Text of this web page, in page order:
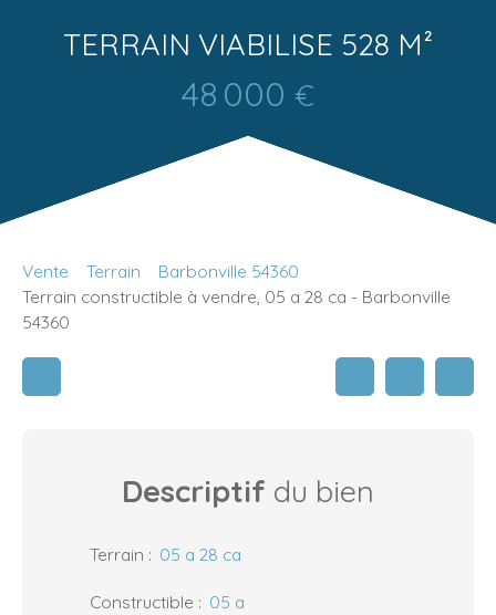
TERRAIN VIABILISE 528 M²
48 000 €
Vente Terrain
Barbonville 54360
Terrain constructible à vendre, 05 a 28 ca - Barbonville
54360
Descriptif du bien
Terrain : 05 a 28 ca
Constructible : 05 a